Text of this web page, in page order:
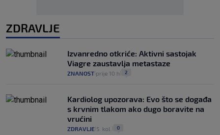
ZDRAVLJE
Izvanredno otkriće: Aktivni sastojak
Viagre zaustavlja metastaze
ZNANOST prije 10 h 2
Kardiolog upozorava: Evo što se događa
s krvnim tlakom ako dugo boravite na
vrućini
ZDRAVLJE 5. kol. 0